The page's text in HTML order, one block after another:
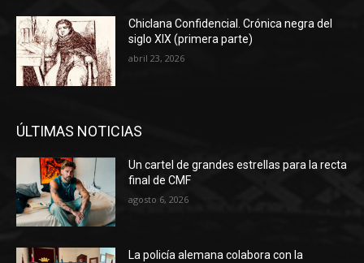
Chiclana Confidencial. Crónica negra del
siglo XIX (primera parte)
abril 23, 2026
ÚLTIMAS NOTICIAS
Un cartel de grandes estrellas para la recta
final de CMF
agosto 6, 2026
La policía alemana colabora con la